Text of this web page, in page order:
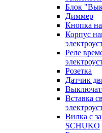
Блок
Диммер
Кнопка
Корпус
Реле
Розетка
Датчик
Вставка
Вилка с
SCHUKO